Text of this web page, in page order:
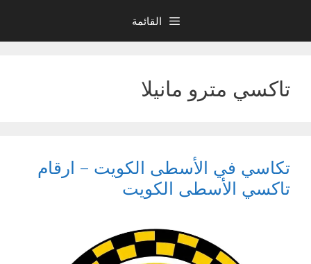
المحتوى
القائمة
تاكسي مترو مانيلا
تكاسي في الأسطى الكويت – ارقام
تاكسي الأسطى الكويت